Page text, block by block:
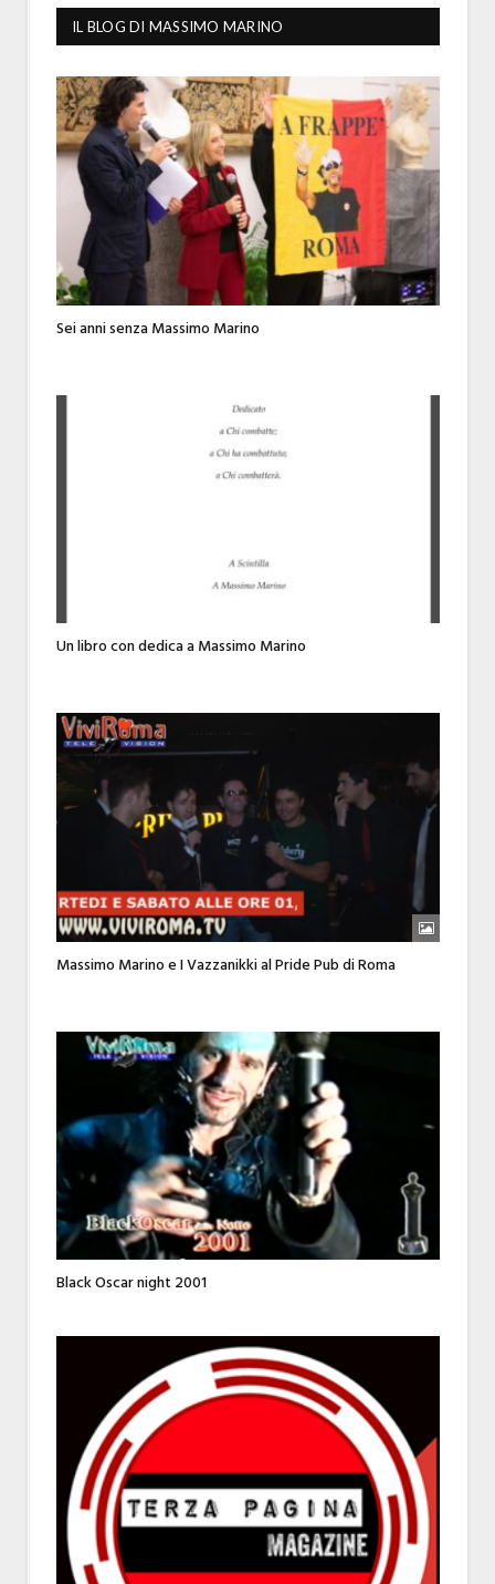
IL BLOG DI MASSIMO MARINO
Sei anni senza Massimo Marino
Un libro con dedica a Massimo Marino
Massimo Marino e I Vazzanikki al Pride Pub di Roma
Black Oscar night 2001